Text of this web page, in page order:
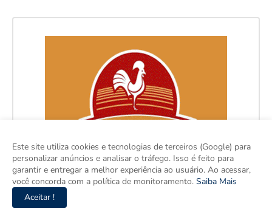
Este site utiliza cookies e tecnologias de terceiros (Google) para
personalizar anúncios e analisar o tráfego. Isso é feito para
garantir e entregar a melhor experiência ao usuário. Ao acessar,
você concorda com a política de monitoramento. Saiba Mais
Aceitar !